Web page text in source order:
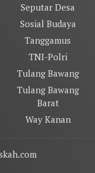
Seputar Desa
Sosial Budaya
Tanggamus
TNI-Polri
Tulang Bawang
Tulang Bawang
Barat
Way Kanan